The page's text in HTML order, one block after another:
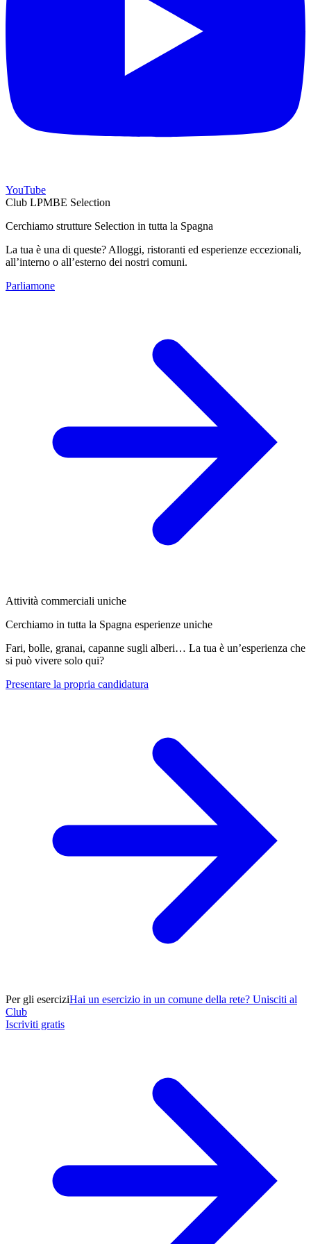
YouTube
Club LPMBE Selection
Cerchiamo strutture Selection in tutta la Spagna
La tua è una di queste? Alloggi, ristoranti ed esperienze eccezionali,
all’interno o all’esterno dei nostri comuni.
Parliamone
Attività commerciali uniche
Cerchiamo in tutta la Spagna esperienze uniche
Fari, bolle, granai, capanne sugli alberi… La tua è un’esperienza che
si può vivere solo qui?
Presentare la propria candidatura
Per gli eserciziHai un esercizio in un comune della rete? Unisciti al
Club
Iscriviti gratis